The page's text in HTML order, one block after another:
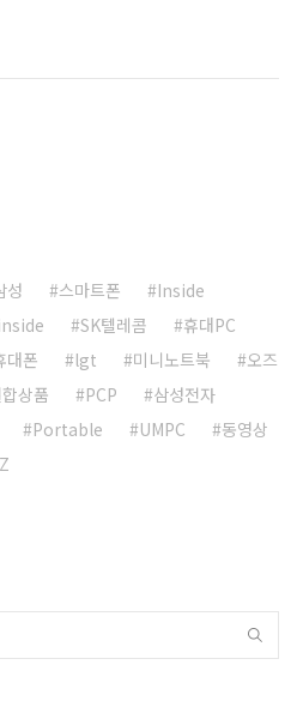
성 스마트폰
Inside
SK텔레콤
휴대PC
대폰 lgt 미니노트북
오즈
상품 PCP
삼성전자
Portable UMPC
동영상